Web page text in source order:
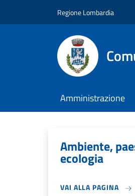
Regione Lombardia
Amministrazione
Ambiente,
ecologia
VAI ALLA PAGINA